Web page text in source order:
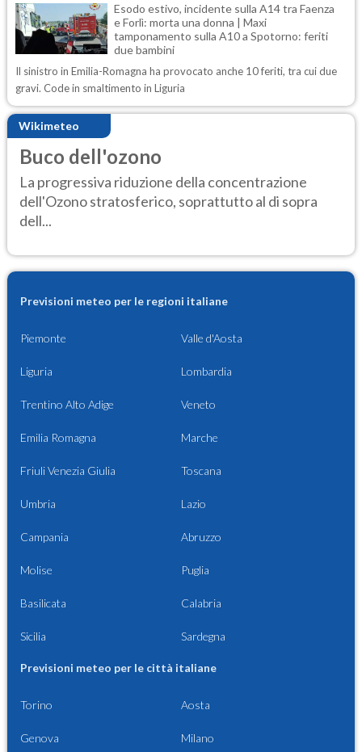
Esodo estivo, incidente sulla A14 tra Faenza
e Forlì: morta una donna | Maxi
tamponamento sulla A10 a Spotorno: feriti
due bambini
Il sinistro in Emilia-Romagna ha provocato anche 10 feriti, tra cui due
gravi. Code in smaltimento in Liguria
Wikimeteo
Buco dell'ozono
La progressiva riduzione della concentrazione
dell'Ozono stratosferico, soprattutto al di sopra
dell...
Previsioni meteo per le regioni italiane
Piemonte Valle d'Aosta
Liguria Lombardia
Trentino Alto Adige Veneto
Emilia Romagna Marche
Friuli Venezia Giulia Toscana
Umbria Lazio
Campania Abruzzo
Molise Puglia
Basilicata Calabria
Sicilia Sardegna
Previsioni meteo per le città italiane
Torino Aosta
Genova Milano